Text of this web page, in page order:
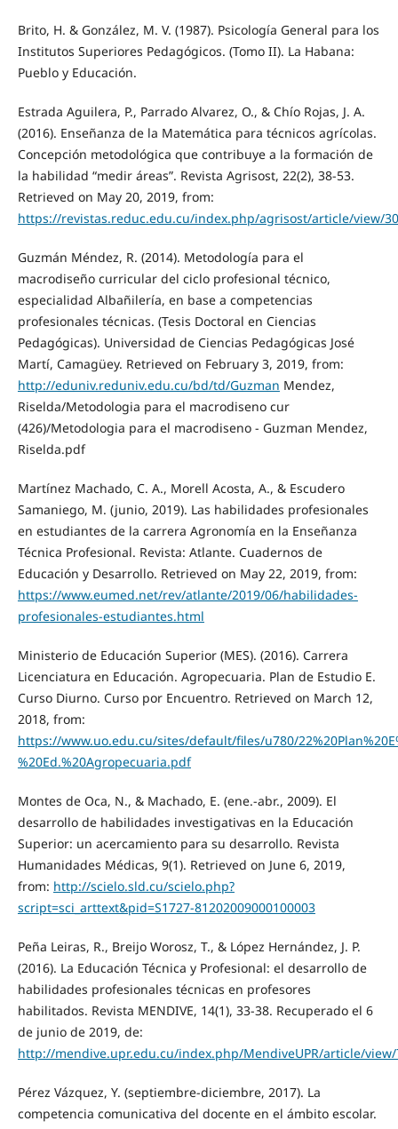
Brito, H. & González, M. V. (1987). Psicología General para los
Institutos Superiores Pedagógicos. (Tomo II). La Habana:
Pueblo y Educación.
Estrada Aguilera, P., Parrado Alvarez, O., & Chío Rojas, J. A.
(2016). Enseñanza de la Matemática para técnicos agrícolas.
Concepción metodológica que contribuye a la formación de
la habilidad “medir áreas”. Revista Agrisost, 22(2), 38-53.
Retrieved on May 20, 2019, from:
https://revistas.reduc.edu.cu/index.php/agrisost/article/view/
Guzmán Méndez, R. (2014). Metodología para el
macrodiseño curricular del ciclo profesional técnico,
especialidad Albañilería, en base a competencias
profesionales técnicas. (Tesis Doctoral en Ciencias
Pedagógicas). Universidad de Ciencias Pedagógicas José
Martí, Camagüey. Retrieved on February 3, 2019, from:
http://eduniv.reduniv.edu.cu/bd/td/Guzman Mendez,
Riselda/Metodologia para el macrodiseno cur
(426)/Metodologia para el macrodiseno - Guzman Mendez,
Riselda.pdf
Martínez Machado, C. A., Morell Acosta, A., & Escudero
Samaniego, M. (junio, 2019). Las habilidades profesionales
en estudiantes de la carrera Agronomía en la Enseñanza
Técnica Profesional. Revista: Atlante. Cuadernos de
Educación y Desarrollo. Retrieved on May 22, 2019, from:
https://www.eumed.net/rev/atlante/2019/06/habilidades-
profesionales-estudiantes.html
Ministerio de Educación Superior (MES). (2016). Carrera
Licenciatura en Educación. Agropecuaria. Plan de Estudio E.
Curso Diurno. Curso por Encuentro. Retrieved on March 12,
2018, from:
https://www.uo.edu.cu/sites/default/files/u780/
%20Ed.%20Agropecuaria.pdf
Montes de Oca, N., & Machado, E. (ene.-abr., 2009). El
desarrollo de habilidades investigativas en la Educación
Superior: un acercamiento para su desarrollo. Revista
Humanidades Médicas, 9(1). Retrieved on June 6, 2019,
from: http://scielo.sld.cu/scielo.php?
script=sci_arttext&pid=S1727-81202009000100003
Peña Leiras, R., Breijo Worosz, T., & López Hernández, J. P.
(2016). La Educación Técnica y Profesional: el desarrollo de
habilidades profesionales técnicas en profesores
habilitados. Revista MENDIVE, 14(1), 33-38. Recuperado el 6
de junio de 2019, de:
http://mendive.upr.edu.cu/index.php/MendiveUPR/article/
Pérez Vázquez, Y. (septiembre-diciembre, 2017). La
competencia comunicativa del docente en el ámbito escolar.